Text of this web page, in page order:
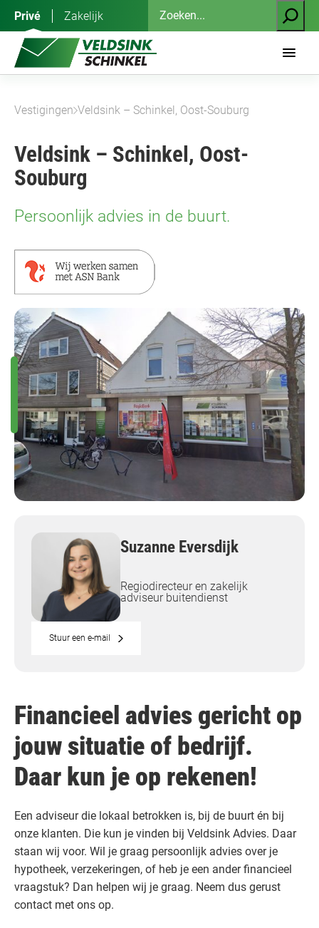
inhoud
Privé Zakelijk
Zoeken
Vestigingen Veldsink – Schinkel, Oost-Souburg
Veldsink – Schinkel, Oost-
Souburg
Persoonlijk advies in de buurt.
Suzanne Eversdijk
Regiodirecteur en zakelijk
adviseur buitendienst
Stuur een e-mail
Financieel advies gericht op
jouw situatie of bedrijf.
Daar kun je op rekenen!
Een adviseur die lokaal betrokken is, bij de buurt én bij
onze klanten. Die kun je vinden bij Veldsink Advies. Daar
staan wij voor. Wil je graag persoonlijk advies over je
hypotheek, verzekeringen, of heb je een ander financieel
vraagstuk? Dan helpen wij je graag. Neem dus gerust
contact met ons op.